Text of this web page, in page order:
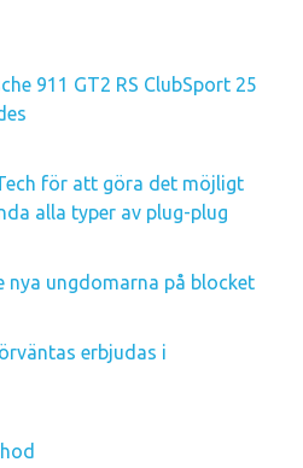
911 GT2 RS ClubSport 25
för att göra det möjligt
alla typer av plug-plug
nya ungdomarna på blocket
erbjudas i